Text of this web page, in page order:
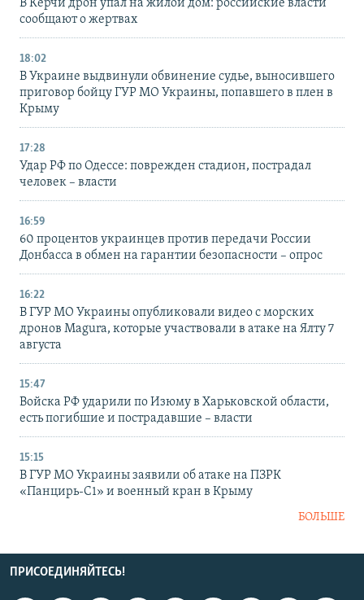
В Керчи дрон упал на жилой дом: российские власти
сообщают о жертвах
18:02
В Украине выдвинули обвинение судье, выносившего
приговор бойцу ГУР МО Украины, попавшего в плен в
Крыму
17:28
Удар РФ по Одессе: поврежден стадион, пострадал
человек – власти
16:59
60 процентов украинцев против передачи России
Донбасса в обмен на гарантии безопасности – опрос
16:22
В ГУР МО Украины опубликовали видео с морских
дронов Magura, которые участвовали в атаке на Ялту 7
августа
15:47
Войска РФ ударили по Изюму в Харьковской области,
есть погибшие и пострадавшие – власти
15:15
В ГУР МО Украины заявили об атаке на ПЗРК
«Панцирь-С1» и военный кран в Крыму
БОЛЬШЕ
ПРИСОЕДИНЯЙТЕСЬ!